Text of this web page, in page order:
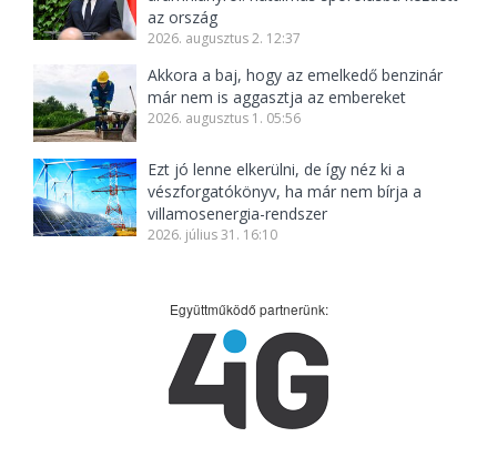
az ország
2026. augusztus 2. 12:37
Akkora a baj, hogy az emelkedő benzinár
már nem is aggasztja az embereket
2026. augusztus 1. 05:56
Ezt jó lenne elkerülni, de így néz ki a
vészforgatókönyv, ha már nem bírja a
villamosenergia-rendszer
2026. július 31. 16:10
Együttműködő partnerünk: